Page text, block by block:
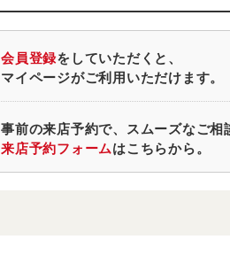
会員登録をしていただくと、
マイページがご利用いただけます。
事前の来店予約で、スムーズなご相
来店予約フォームはこちらから。